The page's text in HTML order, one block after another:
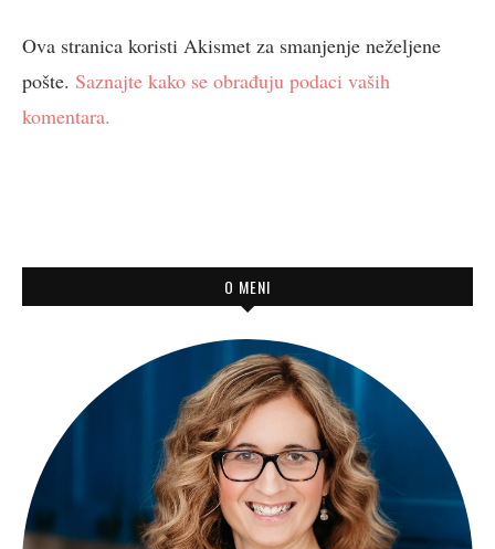
Ova stranica koristi Akismet za smanjenje neželjene
pošte. Saznajte kako se obrađuju podaci vaših
komentara.
O MENI